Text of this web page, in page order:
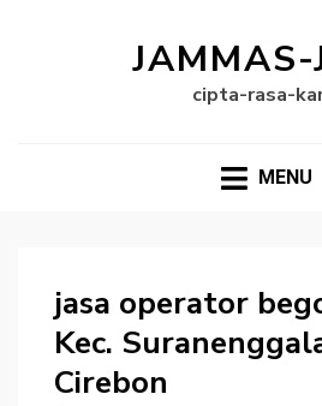
JAMMAS-
cipta-rasa-
MENU
jasa operator
Kec.
Cirebon